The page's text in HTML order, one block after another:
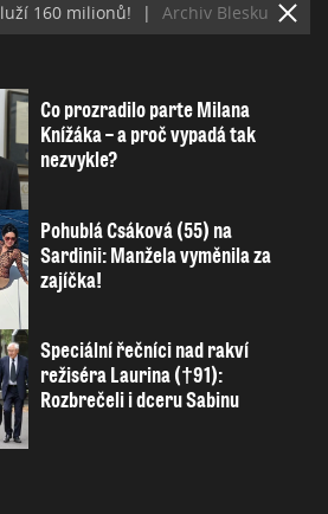
160 milionů! | Archiv Blesku
Co prozradilo parte Milana
Knížáka – a proč vypadá tak
nezvykle?
Pohublá Csáková (55) na
Sardinii: Manžela vyměnila za
zajíčka!
Speciální řečníci nad rakví
režiséra Laurina (†91):
Rozbrečeli i dceru Sabinu